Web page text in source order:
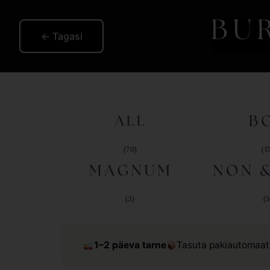
← Tagasi
(70)
(3)
1–2 päeva tarne Tasuta